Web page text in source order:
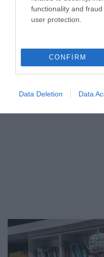
functionality and
user protection.
CONFIRM
Data Deletion Data
fuvarozásban
Július 1-jétől a 2,5 tonna
használt könnyű
intelligens…